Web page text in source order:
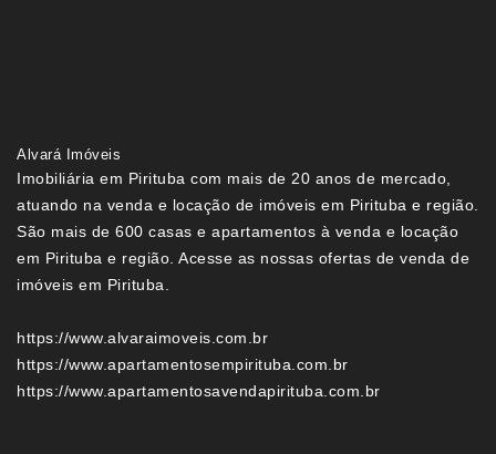
Alvará Imóveis
Imobiliária em Pirituba com mais de 20 anos de mercado,
atuando na venda e locação de imóveis em Pirituba e região.
São mais de 600 casas e apartamentos à venda e locação
em Pirituba e região. Acesse as nossas ofertas de venda de
imóveis em Pirituba.
https://www.alvaraimoveis.com.br
https://www.apartamentosempirituba.com.br
https://www.apartamentosavendapirituba.com.br